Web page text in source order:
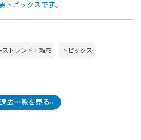
トピックスです。
ストレンド：雑感 トピックス
過去一覧を見る